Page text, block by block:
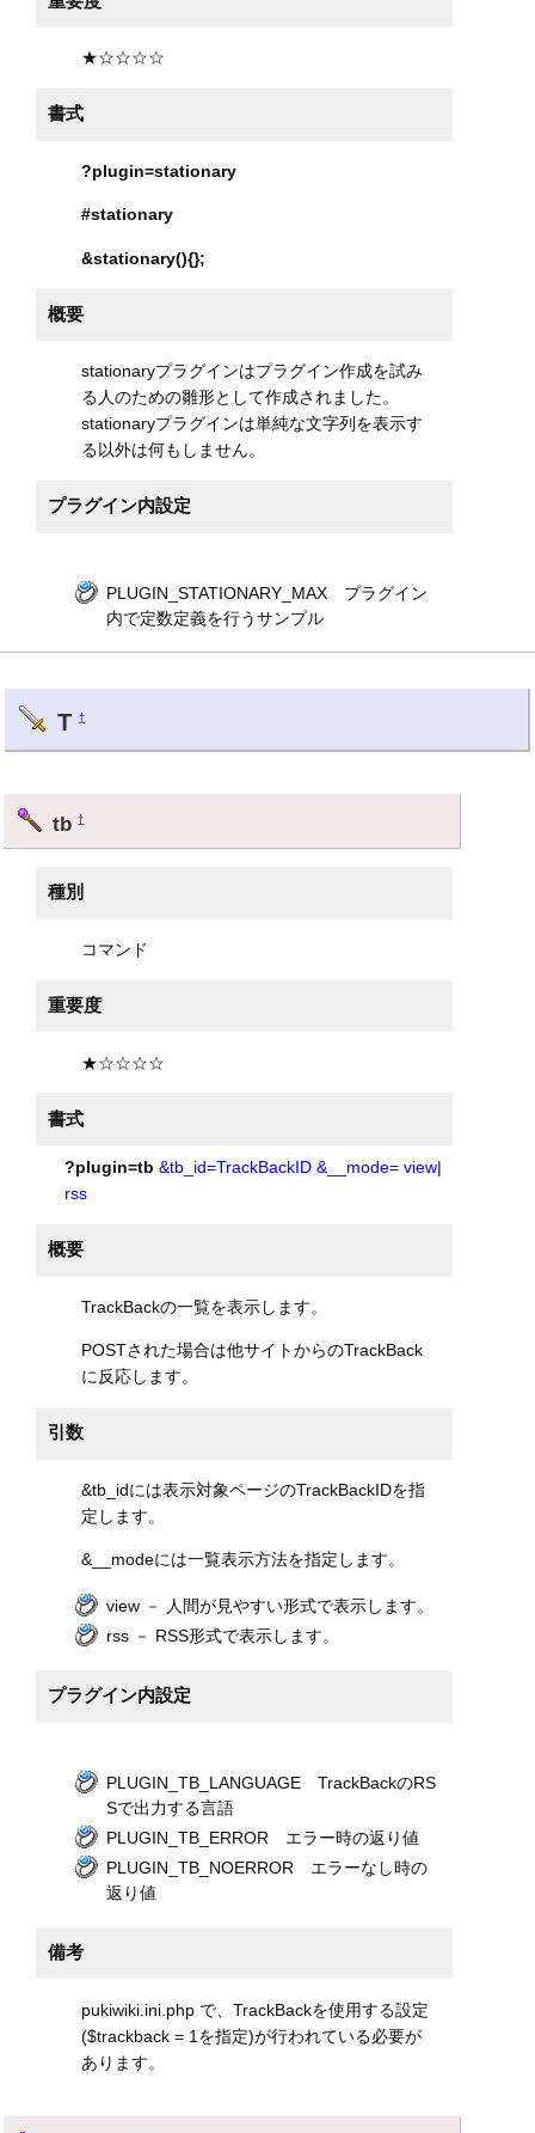
★☆☆☆☆
書式
?plugin=stationary
#stationary
&stationary(){};
概要
stationaryプラグインはプラグイン作成を試み
る人のための雛形として作成されました。
stationaryプラグインは単純な文字列を表示す
る以外は何もしません。
プラグイン内設定
PLUGIN_STATIONARY_MAX プラグイン
内で定数定義を行うサンプル
T †
tb†
種別
コマンド
重要度
★☆☆☆☆
書式
?plugin=tb &tb_id=TrackBackID &__mode= view|
rss
概要
TrackBackの一覧を表示します。
POSTされた場合は他サイトからのTrackBack
に反応します。
引数
&tb_idには表示対象ページのTrackBackIDを指
定します。
&__modeには一覧表示方法を指定します。
view － 人間が見やすい形式で表示します。
rss － RSS形式で表示します。
プラグイン内設定
PLUGIN_TB_LANGUAGE TrackBackのRS
Sで出力する言語
PLUGIN_TB_ERROR エラー時の返り値
PLUGIN_TB_NOERROR エラーなし時の
返り値
備考
pukiwiki.ini.php で、TrackBackを使用する設定
($trackback = 1を指定)が行われている必要が
あります。